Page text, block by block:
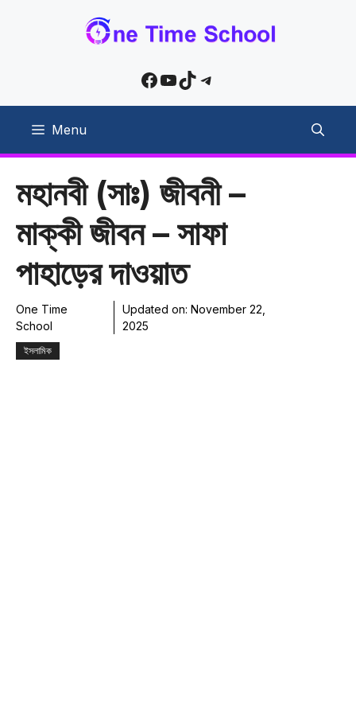
Facebook
YouTube
TikTokTelegram
Menu
মহানবী (সাঃ) জীবনী –
মাক্কী জীবন – সাফা
পাহাড়ের দাওয়াত
One Time
School
Updated on: November 22,
2025
ইসলামিক